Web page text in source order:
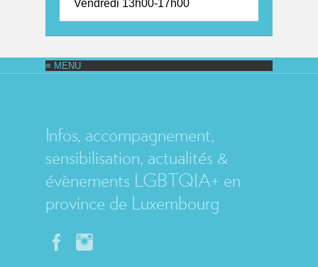
Vendredi 13h00-17h00
Infos, accompagnement,
sensibilisation, actualités &
évènements LGBTQIA+ en
province de Luxembourg